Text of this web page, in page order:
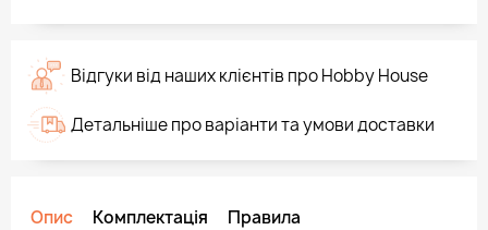
Відгуки від наших клієнтів про Hobby House
Детальніше про варіанти та умови доставки
Опис Комплектація Правила